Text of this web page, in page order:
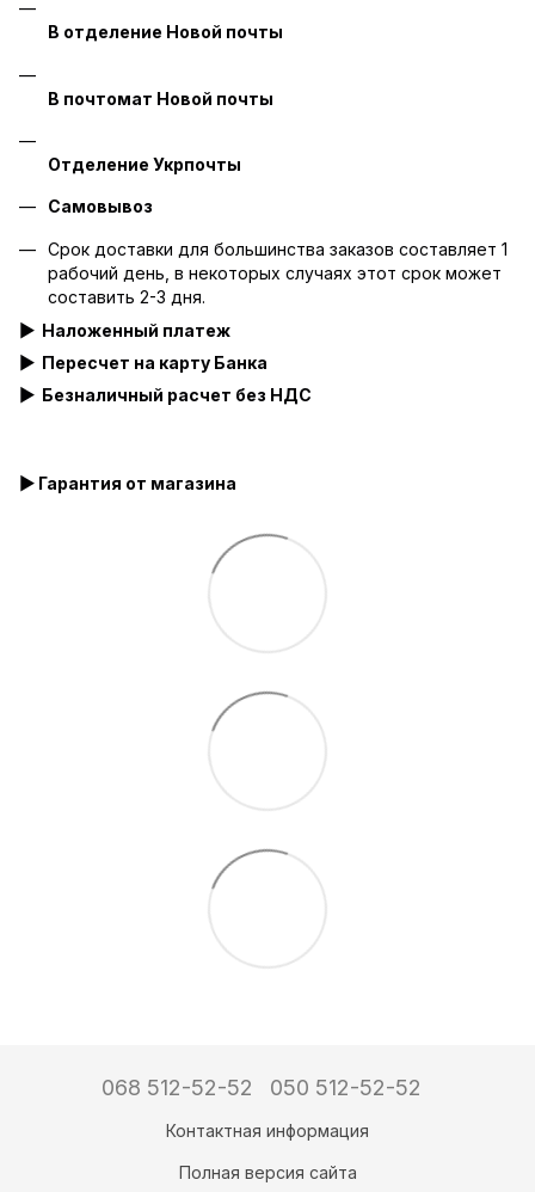
В отделение Новой почты
В почтомат Новой почты
Отделение Укрпочты
Самовывоз
Срок доставки для большинства заказов составляет 1
рабочий день, в некоторых случаях этот срок может
составить 2-3 дня.
▶ Наложенный платеж
▶ Пересчет на карту Банка
▶ Безналичный расчет без НДС
▶ Гарантия от магазина
068 512-52-52 050 512-52-52
Контактная информация
Полная версия сайта